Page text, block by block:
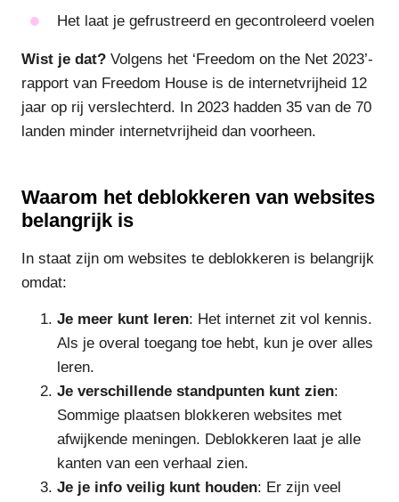
Het laat je gefrustreerd en gecontroleerd voelen
Wist je dat? Volgens het ‘Freedom on the Net 2023’-
rapport van Freedom House is de internetvrijheid 12
jaar op rij verslechterd. In 2023 hadden 35 van de 70
landen minder internetvrijheid dan voorheen.
Waarom het deblokkeren van websites
belangrijk is
In staat zijn om websites te deblokkeren is belangrijk
omdat:
Je meer kunt leren: Het internet zit vol kennis.
Als je overal toegang toe hebt, kun je over alles
leren.
Je verschillende standpunten kunt zien:
Sommige plaatsen blokkeren websites met
afwijkende meningen. Deblokkeren laat je alle
kanten van een verhaal zien.
Je je info veilig kunt houden: Er zijn veel